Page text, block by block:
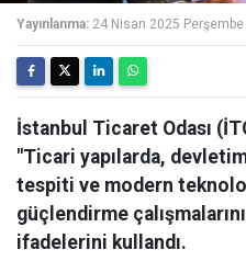
Yayınlanma: 24 Nisan 2025
İstanbul Ticaret Odası
"Ticari yapılarda,
tespiti ve modern
güçlendirme
ifadelerini kullandı.